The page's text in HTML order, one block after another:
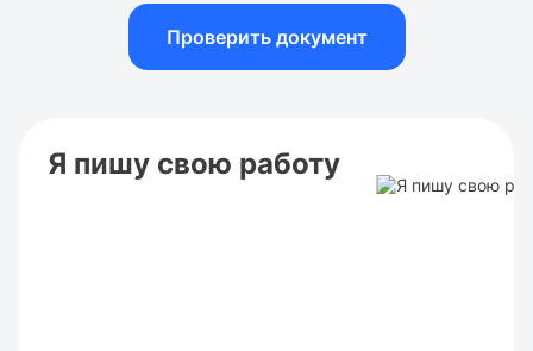
Проверить документ
Я пишу свою работу